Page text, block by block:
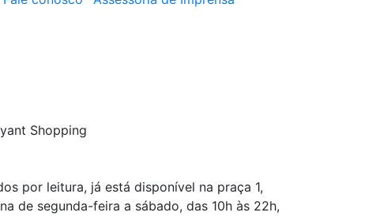
Shopping
por leitura, já está disponível na praça 1,
de segunda-feira a sábado, das 10h às 22h,